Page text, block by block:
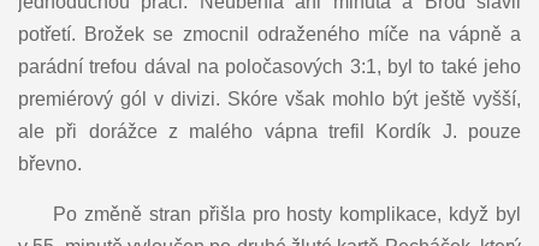
potřetí. Brožek se zmocnil odraženého míče na vápně a
parádní trefou dával na poločasových 3:1, byl to také jeho
premiérový gól v divizi. Skóre však mohlo být ještě vyšší,
ale při dorážce z malého vápna trefil Kordík J. pouze
břevno.
Po změně stran přišla pro hosty komplikace, když byl